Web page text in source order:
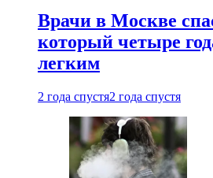
Врачи в Москве
который четыре
легким
2 года спустя2 года спустя